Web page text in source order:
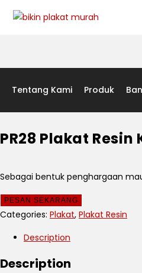
Tentang Kami Produk
PR28 Plakat
Sebagai bentuk penghargaan
PESAN SEKARANG
Categories: Plakat, Plakat Resin
Description
Description